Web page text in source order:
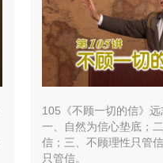
105《不顾一切的信》远
一、自然为信心垫底；
信；三、不顾理性只管
只管信。